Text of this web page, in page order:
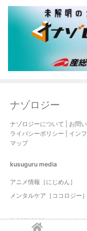
ナゾロジー
ナゾロジーについて お問
ライバシーポリシー
イン
マップ
kusuguru media
アニメ情報［にじめん］
メンタルケア［ココロジー］
© 2017-2026 nazology. all